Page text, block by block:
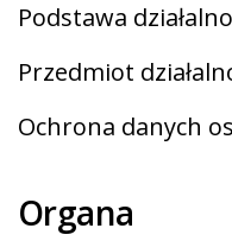
Podstawa
Przedmiot
Ochrona danych
Organa